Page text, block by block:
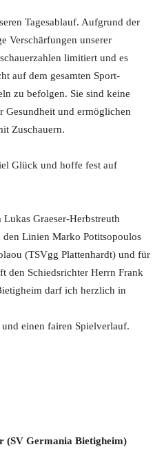
Tagesablauf. Aufgrund der
Verschärfungen unserer
limitiert und es
auf dem gesamten Sport-
zu befolgen. Sie sind keine
Gesundheit und ermöglichen
Zuschauern.
Glück und hoffe fest auf
Graeser-Herbstreuth
den Linien Marko Potitsopoulos
(TSVgg Plattenhardt) und für
den Schiedsrichter Herrn Frank
darf ich herzlich in
einen fairen Spielverlauf.
(SV Germania Bietigheim)